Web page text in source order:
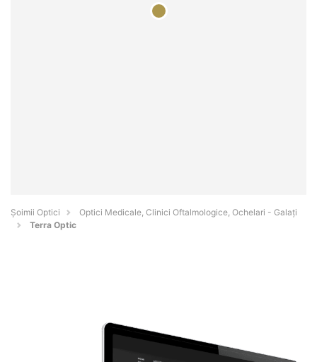
Șoimii Optici
Optici Medicale, Clinici Oftalmologice, Ochelari - Galaţi
Terra Optic